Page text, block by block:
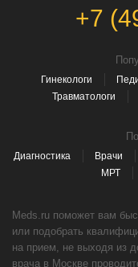
+7
Гинекологи
Травматологи
Диагностика Врачи
МРТ
Meds.ru поможет вам
или подобрать
на прием, не выходя из
врача в Москве